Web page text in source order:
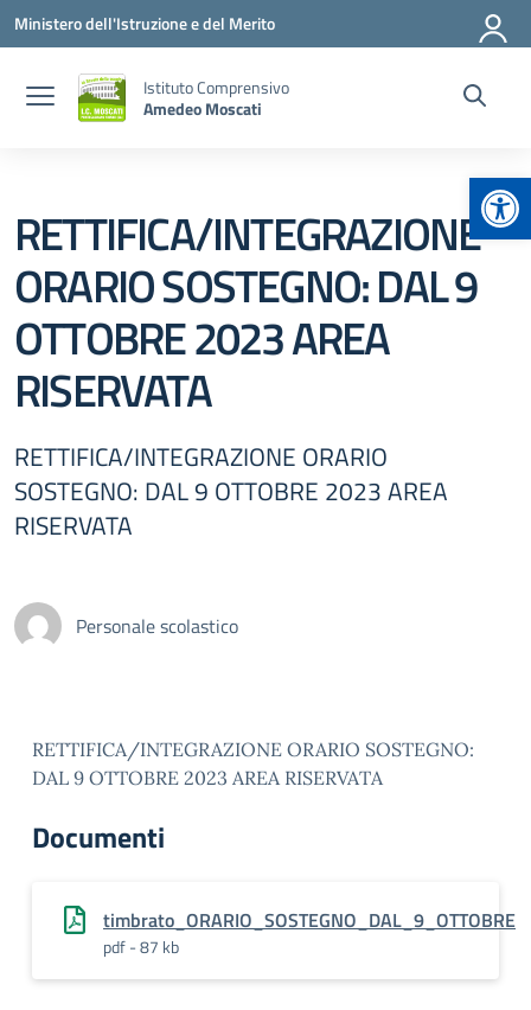
Vai ai contenuti
Vai al menu di navigazione
Vai al footer
Ministero dell'Istruzione e del Merito
Istituto Comprensivo
Amedeo Moscati
RETTIFICA/INTEGRAZIONE
ORARIO SOSTEGNO: DAL 9
OTTOBRE 2023 AREA
RISERVATA
RETTIFICA/INTEGRAZIONE ORARIO
SOSTEGNO: DAL 9 OTTOBRE 2023 AREA
RISERVATA
Personale scolastico
RETTIFICA/INTEGRAZIONE ORARIO SOSTEGNO:
DAL 9 OTTOBRE 2023 AREA RISERVATA
Documenti
timbrato_ORARIO_SOSTEGNO_DAL_9_OTTOBRE
pdf - 87 kb